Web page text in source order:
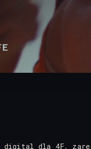
digital dla 4F,